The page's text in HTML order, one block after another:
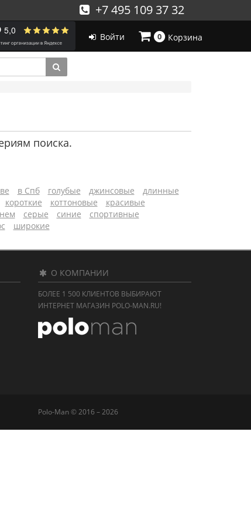
+7 495 109 37 32
Войти 0 Корзина
поиска.
в Спб голубые джинсовые
длинные
короткие коттоновые
красивые
серые синие
спортивные
широкие
О КОМПАНИИ
БОЛЕЕ 1 500 КЛИЕНТОВ ВЫБИРАЮТ
ИНТЕРНЕТ МАГАЗИН POLO-MAN.RU!
Polo-Man © 2016 – 2026